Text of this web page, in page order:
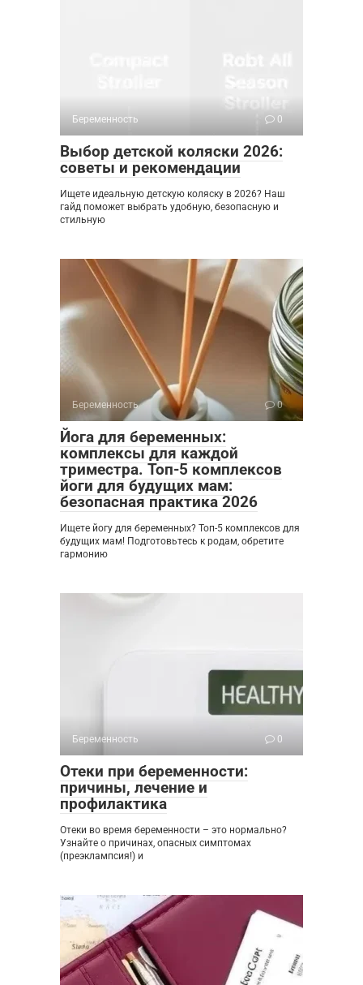
Беременность 0
Выбор детской коляски 2026:
советы и рекомендации
Ищете идеальную детскую коляску в 2026? Наш
гайд поможет выбрать удобную, безопасную и
стильную
Беременность 0
Йога для беременных:
комплексы для каждой
триместра. Топ-5 комплексов
йоги для будущих мам:
безопасная практика 2026
Ищете йогу для беременных? Топ-5 комплексов для
будущих мам! Подготовьтесь к родам, обретите
гармонию
Беременность 0
Отеки при беременности:
причины, лечение и
профилактика
Отеки во время беременности – это нормально?
Узнайте о причинах, опасных симптомах
(преэклампсия!) и